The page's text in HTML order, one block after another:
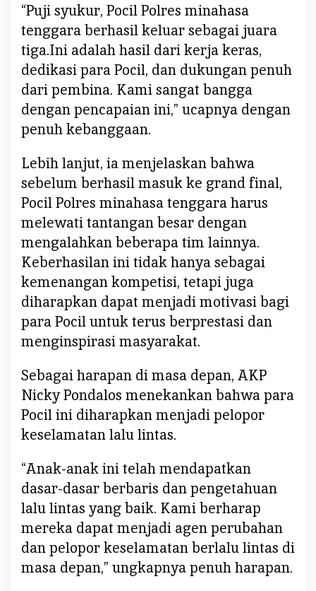
5
“Puji syukur, Pocil Polres minahasa
tenggara berhasil keluar sebagai juara
tiga.Ini adalah hasil dari kerja keras,
dedikasi para Pocil, dan dukungan penuh
dari pembina. Kami sangat bangga
dengan pencapaian ini,” ucapnya dengan
penuh kebanggaan.
Lebih lanjut, ia menjelaskan bahwa
sebelum berhasil masuk ke grand final,
Pocil Polres minahasa tenggara harus
melewati tantangan besar dengan
mengalahkan beberapa tim lainnya.
Keberhasilan ini tidak hanya sebagai
kemenangan kompetisi, tetapi juga
diharapkan dapat menjadi motivasi bagi
para Pocil untuk terus berprestasi dan
menginspirasi masyarakat.
Sebagai harapan di masa depan, AKP
Nicky Pondalos menekankan bahwa para
Pocil ini diharapkan menjadi pelopor
keselamatan lalu lintas.
“Anak-anak ini telah mendapatkan
dasar-dasar berbaris dan pengetahuan
lalu lintas yang baik. Kami berharap
mereka dapat menjadi agen perubahan
dan pelopor keselamatan berlalu lintas di
masa depan,” ungkapnya penuh harapan.